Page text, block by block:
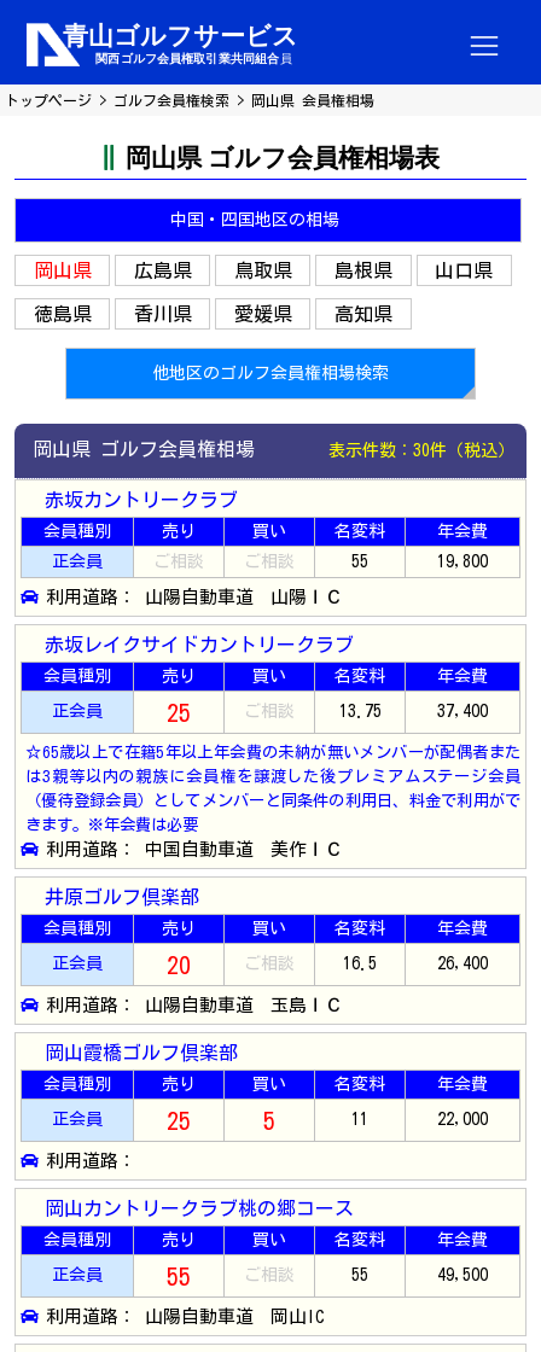
トップページ ゴルフ会員権検索 岡山県 会員権相場
岡山県 ゴルフ会員権相場表
中国・四国地区の相場
岡山県 広島県 鳥取県 島根県 山口県
徳島県 香川県 愛媛県 高知県
他地区のゴルフ会員権相場検索
岡山県 ゴルフ会員権相場 表示件数：30件（税込）
赤坂カントリークラブ
会員種別 売り 買い 名変料
年会費
正会員
ご相談 ご相談 55 19,800
利用道路： 山陽自動車道 山陽ＩＣ
赤坂レイクサイドカントリークラブ
会員種別 売り 買い 名変料 年会費
正会員 25 ご相談 13.75 37,400
☆65歳以上で在籍5年以上年会費の未納が無いメンバーが配偶者また
は3親等以内の親族に会員権を譲渡した後プレミアムステージ会員
（優待登録会員）としてメンバーと同条件の利用日、料金で利用がで
きます。※年会費は必要
利用道路： 中国自動車道 美作ＩＣ
井原ゴルフ倶楽部
会員種別 売り 買い 名変料 年会費
正会員 20 ご相談 16.5 26,400
利用道路： 山陽自動車道 玉島ＩＣ
岡山霞橋ゴルフ倶楽部
会員種別 売り 買い 名変料 年会費
正会員 25 5 11 22,000
利用道路：
岡山カントリークラブ桃の郷コース
会員種別 売り 買い 名変料 年会費
正会員 55 ご相談 55 49,500
利用道路： 山陽自動車道 岡山IC